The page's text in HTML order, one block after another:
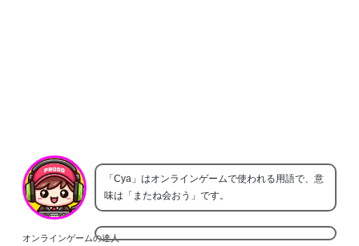
オンラインゲームの達人
「Cya」はオンラインゲームで使われる用語で、意
味は「またね会おう」です。